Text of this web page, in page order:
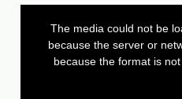
The media could not be
because the server or
because the format is not